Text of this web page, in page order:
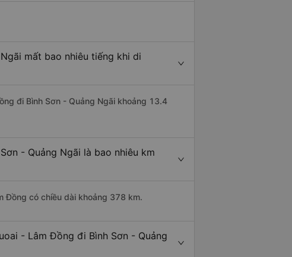
mất bao nhiêu tiếng khi di
đi Bình Sơn - Quảng Ngãi khoảng 13.4
- Quảng Ngãi là bao nhiêu km
Đồng có chiều dài khoảng 378 km.
- Lâm Đồng đi Bình Sơn - Quảng